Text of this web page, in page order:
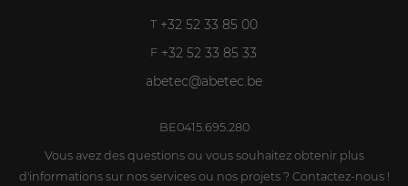
T +32 52 33 85 00
F +32 52 33 85 33
abetec@abetec.be
BE0415.695.280
Vous avez des questions ou vous souhaitez obtenir plus
d'informations sur nos services ou nos projets ? Contactez-nous !